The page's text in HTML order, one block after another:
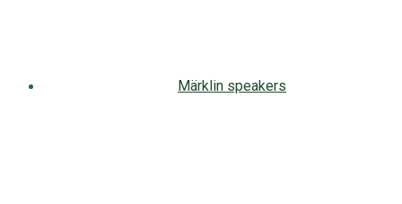
Märklin speakers